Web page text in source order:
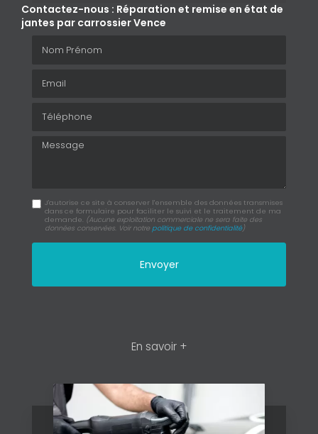
Contactez-nous : Réparation et remise en état de
jantes par carrossier Vence
Message
J'autorise ce site à conserver l'ensemble des données transmises
dans ce formulaire pour faciliter le suivi et le traitement de ma
demande. (Aucune exploitation commerciale ne sera faite des
données conservées. Voir notre politique de confidentialité)
En savoir +